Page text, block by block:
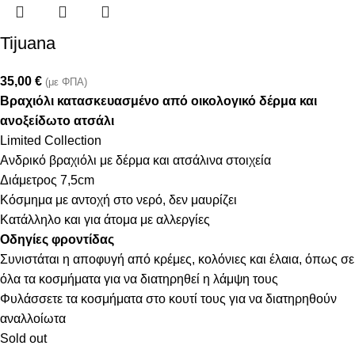
Tijuana
35,00 € (με ΦΠΑ)
Βραχιόλι κατασκευασμένο από οικολογικό δέρμα και
ανοξείδωτο ατσάλι
Limited Collection
Ανδρικό βραχιόλι με δέρμα και ατσάλινα στοιχεία
Διάμετρος 7,5cm
Κόσμημα με αντοχή στο νερό, δεν μαυρίζει
Κατάλληλο και για άτομα με αλλεργίες
Οδηγίες φροντίδας
Συνιστάται η αποφυγή από κρέμες, κολόνιες και έλαια, όπως σε
όλα τα κοσμήματα για να διατηρηθεί η λάμψη τους
Φυλάσσετε τα κοσμήματα στο κουτί τους για να διατηρηθούν
αναλλοίωτα
Sold out